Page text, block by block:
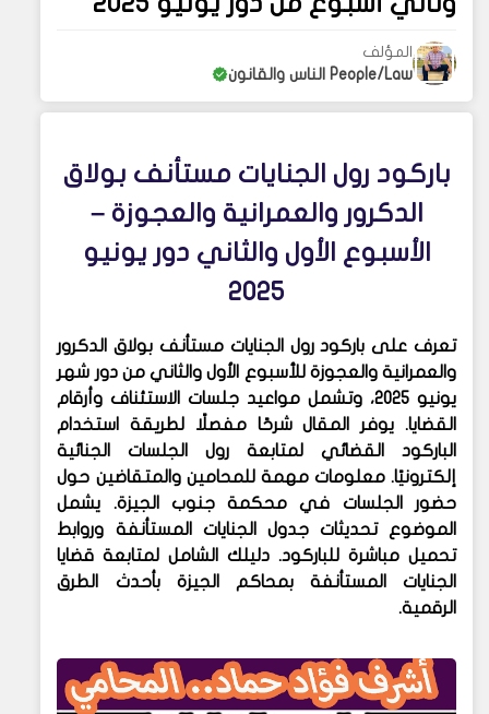
المؤلف
People/Law الناس والقانون
باركود رول الجنايات مستأنف بولاق
الدكرور والعمرانية والعجوزة –
الأسبوع الأول والثاني دور يونيو
2025
تعرف على باركود رول الجنايات مستأنف بولاق الدكرور
والعمرانية والعجوزة للأسبوع الأول والثاني مندور شهر
يونيو 2025
، وتشمل مواعيد جلسات الاستئناف وأرقام
القضايا. يوفر المقال شرحًا مفصلًا لطريقة استخدام
الباركود القضائيلمتابعة رول الجلسات الجنائية
إلكترونيًا. معلومات مهمة للمحامين والمتقاضين حول
حضور الجلسات في محكمة جنوب الجيزة. يشمل
الموضوع تحديثاتجدول الجنايات المستأنفة وروابط
تحميل مباشرة للباركود. دليلك الشامل لمتابعة قضايا
الجنايات المستأنفة بمحاكم الجيزة بأحدث الطرق
الرقمية.